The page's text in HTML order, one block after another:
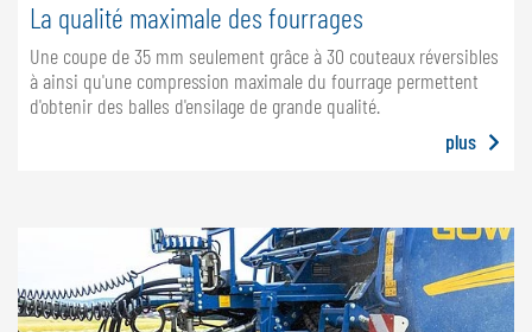
La qualité maximale des fourrages
Une coupe de 35 mm seulement grâce à 30 couteaux réversibles
à ainsi qu'une compression maximale du fourrage permettent
d'obtenir des balles d'ensilage de grande qualité.
plus